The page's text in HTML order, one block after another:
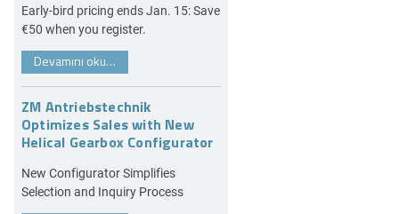
Early-bird pricing ends Jan. 15: Save
€50 when you register.
Devamını oku…
ZM Antriebstechnik
Optimizes Sales with New
Helical Gearbox Configurator
New Configurator Simplifies
Selection and Inquiry Process